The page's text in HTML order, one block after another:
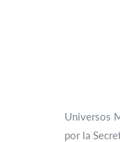
Universos
por la